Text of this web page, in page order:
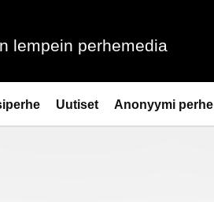
lempein perhemedia
Uutiset Anonyymi perhe